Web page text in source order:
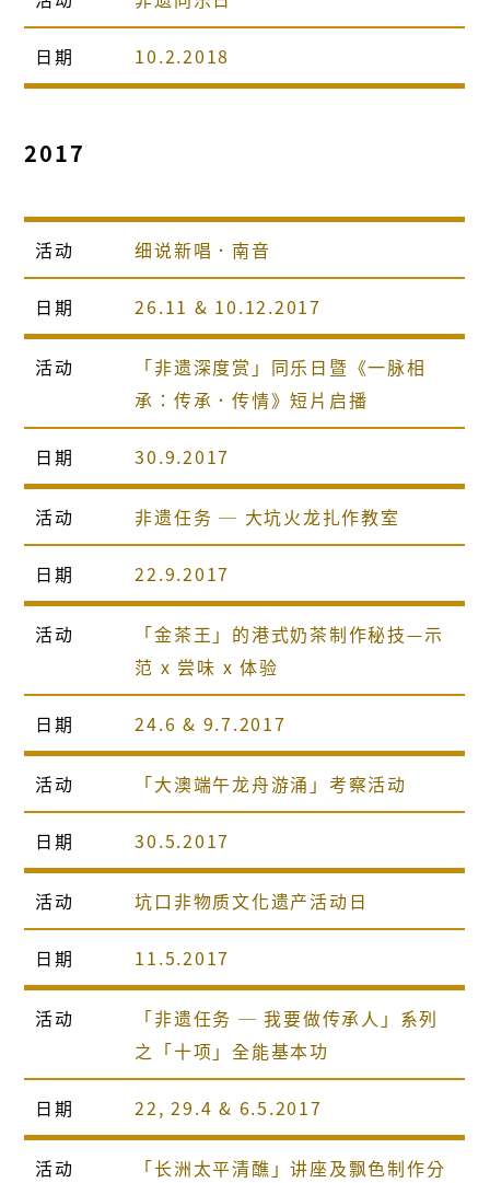
日期 10.2.2018
2017
活动 细说新唱．南音
日期 26.11 & 10.12.2017
活动
「非遗深度赏」同乐日暨《一脉相
承：传承．传情》短片启播
日期 30.9.2017
活动 非遗任务 ─ 大坑火龙扎作教室
日期 22.9.2017
活动
「金茶王」的港式奶茶制作秘技—示
范 x 尝味 x 体验
日期 24.6 & 9.7.2017
活动 「大澳端午龙舟游涌」考察活动
日期 30.5.2017
活动 坑口非物质文化遗产活动日
日期 11.5.2017
活动
「非遗任务 ─ 我要做传承人」系列
之「十项」全能基本功
日期 22, 29.4 & 6.5.2017
活动
「长洲太平清醮」讲座及飘色制作分